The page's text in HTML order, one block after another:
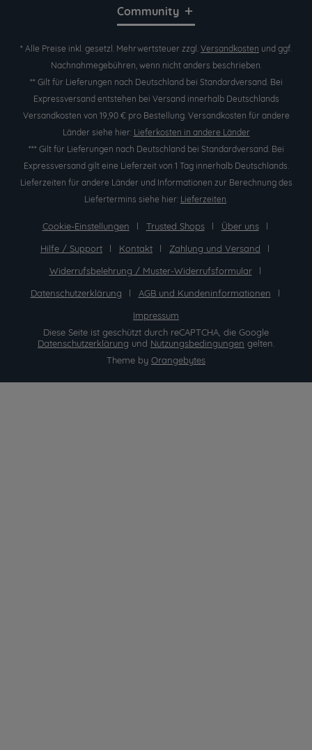
Community
* Alle Preise inkl. gesetzl. Mehrwertsteuer zzgl. Versandkosten und ggf.
Nachnahmegebühren, wenn nicht anders beschrieben.
** Gilt für Lieferungen nach Deutschland bei Standardversand. Bei
Expressversand entstehen bei Versand innerhalb Deutschlands
Versandkosten von 19,90 € pro Bestellung. Versandkosten für andere
Länder siehe hier: Lieferkosten in andere Länder
*** Gilt für Lieferungen nach Deutschland bei Standardversand. Bei
Expressversand gilt eine Lieferzeit von 1 Tag innerhalb Deutschlands.
Lieferzeiten für andere Länder und Informationen zur Berechnung des
Liefertermins siehe hier: Lieferzeiten.
Cookie-Einstellungen Trusted Shops
Über uns
Hilfe / Support
Kontakt
Zahlung und Versand
Widerrufsbelehrung / Muster-Widerrufsformular
Datenschutzerklärung
AGB und Kundeninformationen
Impressum
Diese Seite ist geschützt durch reCAPTCHA, die Google
Datenschutzerklärung und Nutzungsbedingungen gelten.
Theme by Orangebytes